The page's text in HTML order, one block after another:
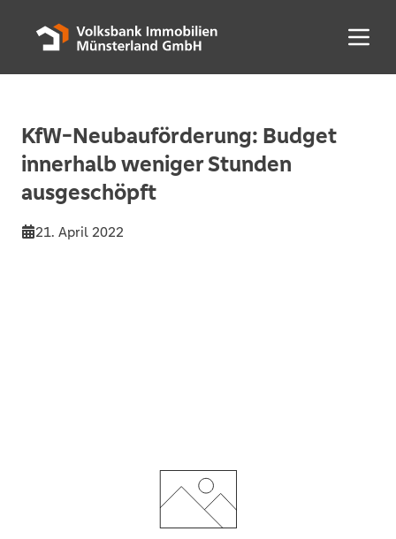
Menü
KfW-Neubauförderung: Budget
innerhalb weniger Stunden
ausgeschöpft
21. April 2022